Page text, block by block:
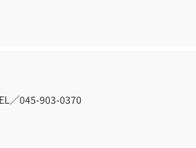
／045-903-0370